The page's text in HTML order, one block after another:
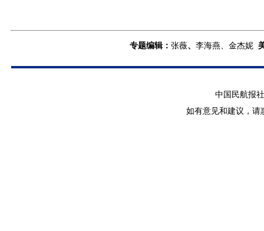
专题编辑： 张薇、 李海燕、金杰妮
中国民航报
如有意见和建议，请